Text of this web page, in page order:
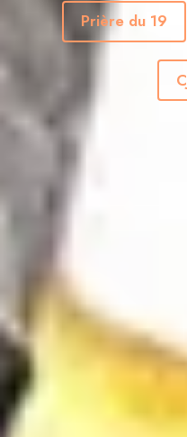
Prière du 19